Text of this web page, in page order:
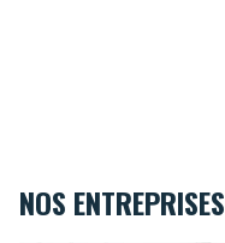
NOS ENTREPRISES